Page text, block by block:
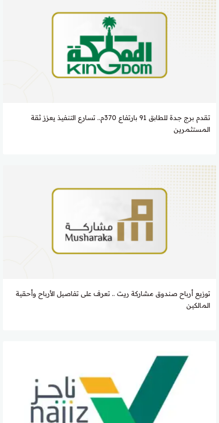
تقدم برج جدة للطابق 91 بارتفاع 370م.. تسارع التنفيذ يعزز ثقة
المستثمرين
توزيع أرباح صندوق مشاركة ريت .. تعرف على تفاصيل الأرباح وأحقية
المالكين